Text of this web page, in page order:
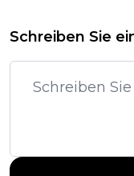
Schreiben Sie